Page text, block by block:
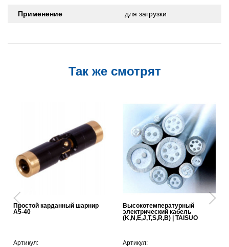
Применение для загрузки
Так же смотрят
Простой карданный шарнир
A5-40
Артикул:
Высокотемпературный
электрический кабель
(K,N,E,J,T,S,R,B) | TAISUO
Артикул: